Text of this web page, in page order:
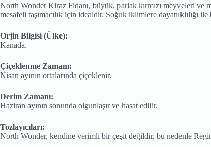
North Wonder Kiraz Fidanı, büyük, parlak kırmızı meyveleri
mesafeli taşımacılık için idealdir. Soğuk iklimlere
Orjin Bilgisi (Ülke):
Kanada.
Çiçeklenme Zamanı:
Nisan ayının ortalarında çiçeklenir.
Derim Zamanı:
Haziran ayının sonunda olgunlaşır ve hasat edilir.
Tozlayıcıları:
North Wonder, kendine verimli bir çeşit değildir, bu nedenle